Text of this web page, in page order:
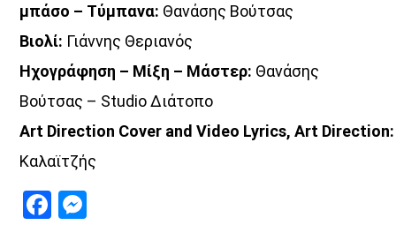
μπάσο – Τύμπανα: Θανάσης Βούτσας
Βιολί: Γιάννης Θεριανός
Ηχογράφηση – Μίξη – Μάστερ: Θανάσης
Βούτσας – StudioΔιάτοπο
Αrt Direction Cover and Video Lyrics,Art Direction
Καλαϊτζής
Facebook